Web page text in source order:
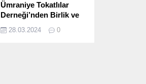
Ümraniye Tokatlılar
Derneği’nden Birlik ve
Programı
28.03.2024 0